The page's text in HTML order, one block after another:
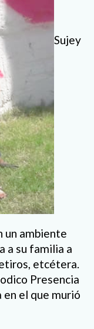
Sujey
un ambiente
a su familia a
etcétera.
Presencia
en el que murió